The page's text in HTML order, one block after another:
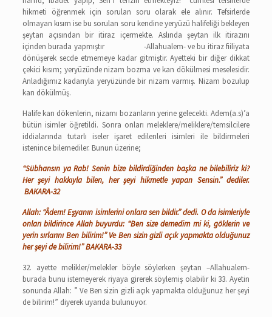
hikmeti öğrenmek için sorulan soru olarak ele alınır. Tefsirlerde
olmayan kısım ise bu sorulan soru kendine yeryüzü halifeliği bekleyen
şeytan açısından bir itiraz içermekte. Aslında şeytan ilk itirazını
içinden burada yapmıştır -Allahualem- ve bu itiraz fiiliyata
dönüşerek secde etmemeye kadar gitmiştir. Ayetteki bir diğer dikkat
çekici kısım; yeryüzünde nizam bozma ve kan dökülmesi meselesidir.
Anladığımız kadarıyla yeryüzünde bir nizam varmış. Nizam bozulup
kan dökülmüş.
Halife kan dökenlerin, nizamı bozanların yerine gelecekti. Adem(a.s)’a
bütün isimler öğretildi. Sonra onları meleklere/meliklere/temsilcilere
iddialarında tutarlı iseler işaret edilenleri isimleri ile bildirmeleri
istenince bilemediler. Bunun üzerine;
“Sübhansın ya Rab! Senin bize bildirdiğinden başka ne bilebiliriz ki?
Her şeyi hakkıyla bilen, her şeyi hikmetle yapan Sensin.” dediler.
BAKARA-32
Allah: “Âdem! Eşyanın isimlerini onlara sen bildir.” dedi. O da isimleriyle
onları bildirince Allah buyurdu: “Ben size demedim mi ki, göklerin ve
yerin sırlarını Ben bilirim!” Ve Ben sizin gizli açık yapmakta olduğunuz
her şeyi de bilirim!” BAKARA-33
32. ayette melikler/melekler böyle söylerken şeytan –Allahualem-
burada bunu istemeyerek riyaya girerek söylemiş olabilir ki 33. Ayetin
sonunda Allah: ” Ve Ben sizin gizli açık yapmakta olduğunuz her şeyi
de bilirim!” diyerek uyarıda bulunuyor.